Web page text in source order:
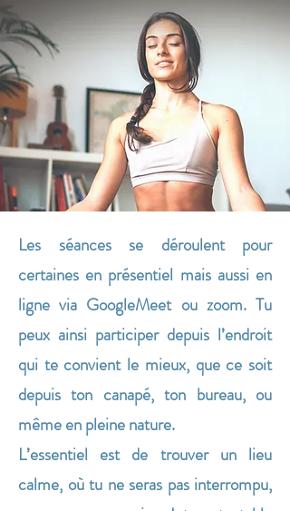
Les séances se déroulent pour
certaines en présentiel mais aussi en
ligne via GoogleMeet ou zoom. Tu
peux ainsi participer depuis l’endroit
qui te convient le mieux, que ce soit
depuis ton canapé, ton bureau, ou
même en pleine nature.
L’essentiel est de trouver un lieu
calme, où tu ne seras pas interrompu,